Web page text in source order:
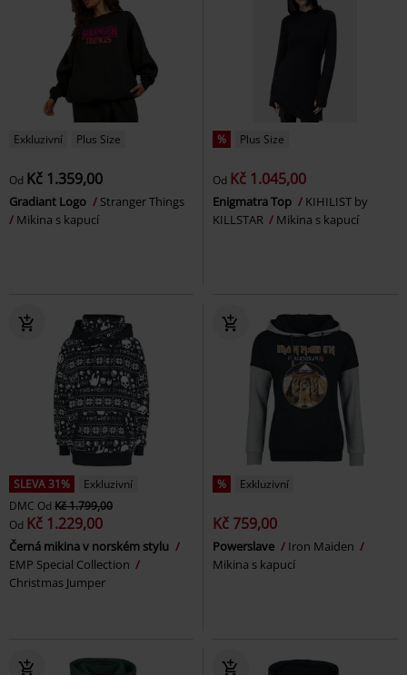
Exkluzivní Plus Size
Od Kč 1.359,00
Gradiant Logo
Stranger Things
Mikina s kapucí
% Plus Size
Od Kč 1.045,00
Enigmatra Top
KIHILIST by
KILLSTAR
Mikina s kapucí
SLEVA 31%
Exkluzivní
DMC Od Kč 1.799,00
Od Kč 1.229,00
Černá mikina v norském stylu
EMP Special Collection
Christmas Jumper
% Exkluzivní
Kč 759,00
Powerslave
Iron Maiden
Mikina s kapucí